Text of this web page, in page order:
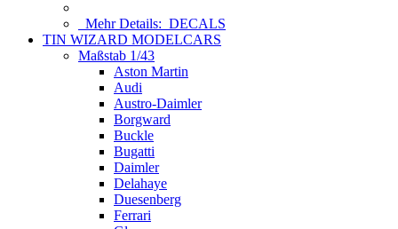
Mehr Details: DECALS
TIN WIZARD MODELCARS
Maßstab 1/43
Aston Martin
Audi
Austro-Daimler
Borgward
Buckle
Bugatti
Daimler
Delahaye
Duesenberg
Ferrari